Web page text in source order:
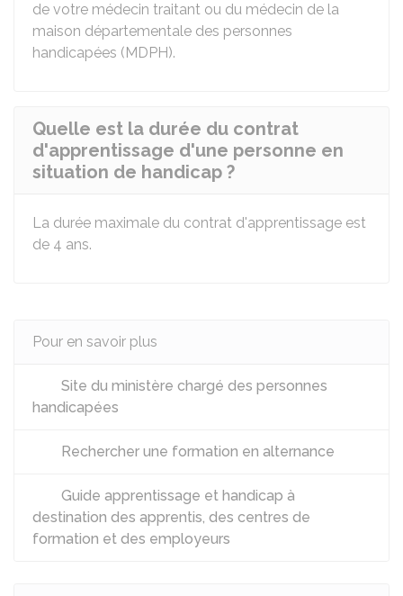
de votre médecin traitant ou du médecin de la
maison départementale des personnes
handicapées (MDPH).
Quelle est la durée du contrat
d'apprentissage d'une personne en
situation de handicap ?
La durée maximale du contrat d'apprentissage est
de 4 ans.
Pour en savoir plus
Site du ministère chargé des personnes
handicapées
Rechercher une formation en alternance
Guide apprentissage et handicap à
destination des apprentis, des centres de
formation et des employeurs